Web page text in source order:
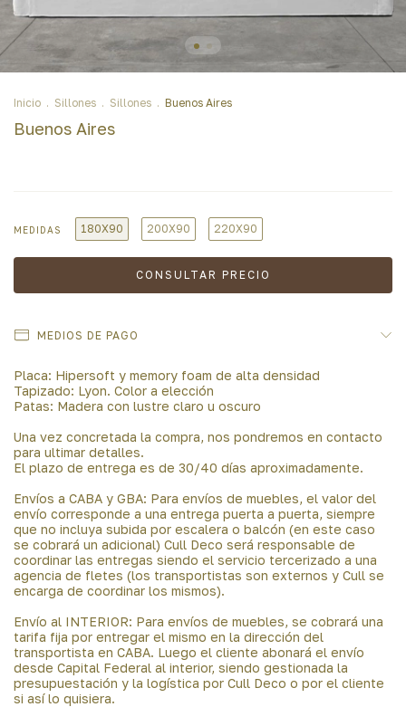
Inicio . Sillones . Sillones . Buenos Aires
Buenos Aires
MEDIDAS 180X90 200X90 220X90
MEDIOS DE PAGO
Placa: Hipersoft y memory foam de alta densidad
Tapizado: Lyon. Color a elección
Patas: Madera con lustre claro u oscuro
Una vez concretada la compra, nos pondremos en contacto
para ultimar detalles.
El plazo de entrega es de 30/40 días aproximadamente.
Envíos a CABA y GBA: Para envíos de muebles, el valor del
envío corresponde a una entrega puerta a puerta, siempre
que no incluya subida por escalera o balcón (en este caso
se cobrará un adicional) Cull Deco será responsable de
coordinar las entregas siendo el servicio tercerizado a una
agencia de fletes (los transportistas son externos y Cull se
encarga de coordinar los mismos).
Envío al INTERIOR: Para envíos de muebles, se cobrará una
tarifa fija por entregar el mismo en la dirección del
transportista en CABA. Luego el cliente abonará el envío
desde Capital Federal al interior, siendo gestionada la
presupuestación y la logística por Cull Deco o por el cliente
si así lo quisiera.